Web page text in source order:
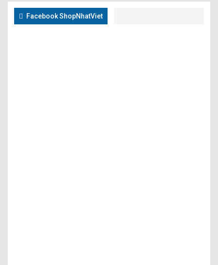
Facebook ShopNhatViet